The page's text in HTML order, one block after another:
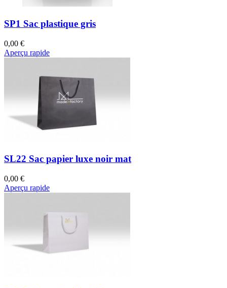
SP1 Sac plastique gris
0,00 €
Aperçu rapide
SL22 Sac papier luxe noir mat
0,00 €
Aperçu rapide